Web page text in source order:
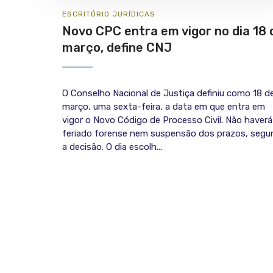
ESCRITÓRIO JURÍ­DICAS
Novo CPC entra em vigor no dia 18
março, define CNJ
O Conselho Nacional de Justiça definiu como 18
março, uma sexta-feira, a data em que entra em
vigor o Novo Código de Processo Civil. Não haverá
feriado forense nem suspensão dos prazos,
a decisão. O dia escolh...